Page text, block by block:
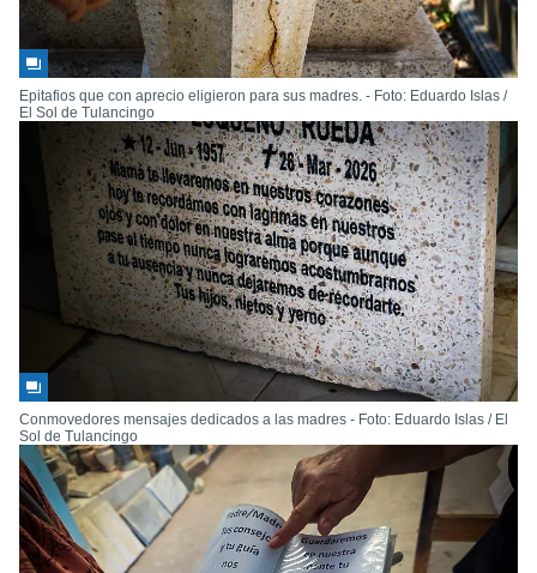
Epitafios que con aprecio eligieron para sus madres. - Foto: Eduardo Islas /
El Sol de Tulancingo
Conmovedores mensajes dedicados a las madres - Foto: Eduardo Islas / El
Sol de Tulancingo